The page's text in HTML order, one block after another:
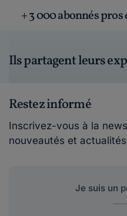
+ 3 000 abonnés
Ils partagent leurs
Restez informé
Inscrivez-vous à la
nouveautés et